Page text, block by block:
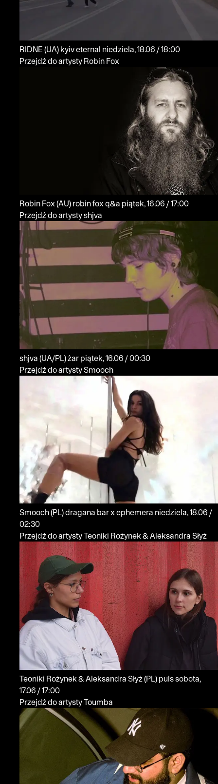
RIDNE (UA) kyiv eternal
niedziela, 18.06 / 18:00
Przejdź do artysty Robin Fox
Robin Fox (AU) robin fox q&a
piątek, 16.06 / 17:00
Przejdź do artysty shjva
shjva (UA/PL)żar
piątek, 16.06 / 00:30
Przejdź do artysty Smooch
Smooch(PL)dragana bar x ephemera niedziela, 18.06 /
02:30
Przejdź do artysty Teoniki Rożynek & Aleksandra Słyż
Teoniki Rożynek & Aleksandra Słyż(PL) pulssobota,
17.06 / 17:00
Przejdź do artysty Toumba